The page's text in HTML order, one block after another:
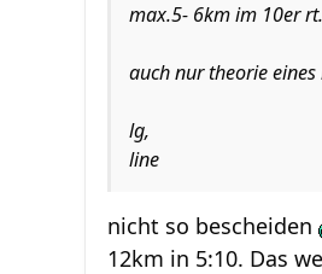
max.5- 6km im 10er rt.
auch nur theorie eines
lg,
line
nicht so bescheiden
12km in 5:10. Das